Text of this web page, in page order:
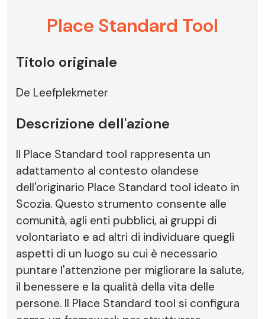
Place Standard Tool
Titolo originale
De Leefplekmeter
Descrizione dell'azione
Il Place Standard tool rappresenta un
adattamento al contesto olandese
dell'originario Place Standard tool ideato in
Scozia. Questo strumento consente alle
comunità, agli enti pubblici, ai gruppi di
volontariato e ad altri di individuare quegli
aspetti di un luogo su cui è necessario
puntare l'attenzione per migliorare la salute,
il benessere e la qualità della vita delle
persone. Il Place Standard tool si configura